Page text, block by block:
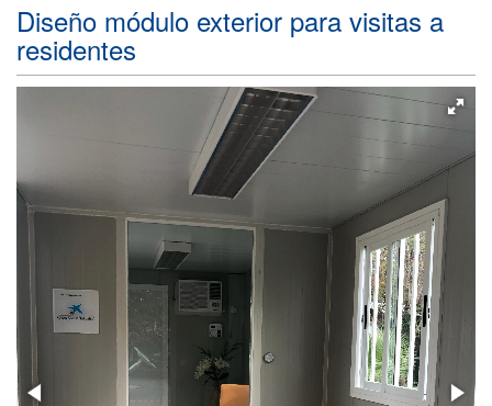
Diseño módulo exterior para visitas a
residentes